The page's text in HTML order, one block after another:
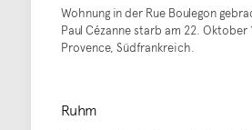
Wohnung in der Rue Boulegon
Paul Cézanne starb am 22. Oktober
Provence, Südfrankreich.
Ruhm